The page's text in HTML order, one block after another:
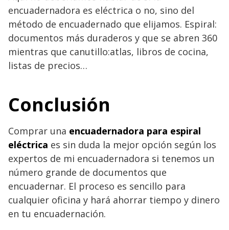
encuadernadora es eléctrica o no, sino del
método de encuadernado que elijamos. Espiral:
documentos más duraderos y que se abren 360
mientras que canutillo:atlas, libros de cocina,
listas de precios…
Conclusión
Comprar una encuadernadora para espiral
eléctrica es sin duda la mejor opción según los
expertos de mi encuadernadora si tenemos un
número grande de documentos que
encuadernar. El proceso es sencillo para
cualquier oficina y hará ahorrar tiempo y dinero
en tu encuadernación.